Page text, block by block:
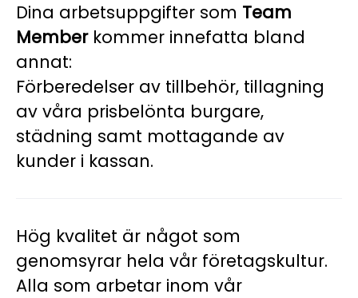
Dina arbetsuppgifter som Team
Memberkommer innefatta bland
annat:
Förberedelser av tillbehör, tillagning
av våra prisbelönta burgare,
städning samt mottagande av
kunder i kassan.
Hög kvalitet är något som
genomsyrar hela vår företagskultur.
Alla som arbetar inom vår